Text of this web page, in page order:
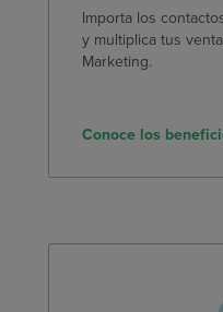
Importa los
y multiplica tus
Marketing.
Conoce los